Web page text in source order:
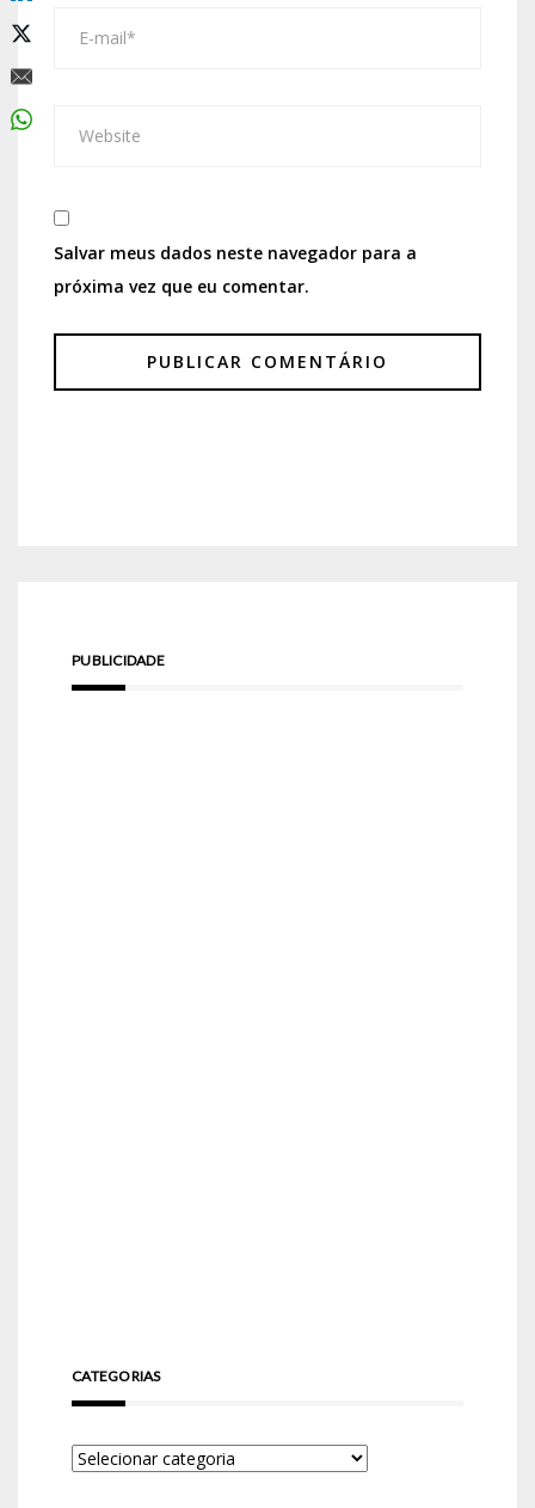
Salvar meus dados neste navegador para a
próxima vez que eu comentar.
PUBLICIDADE
CATEGORIAS